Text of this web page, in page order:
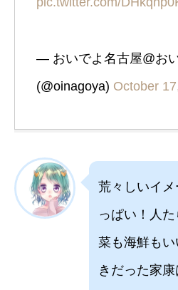
— おいでよ名古屋@お
(@oinagoya) October
荒々しいイ
っぱい！人
菜も海鮮も
きだった家